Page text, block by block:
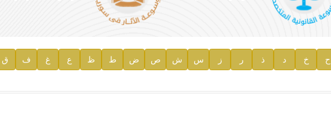
سورية
في عام 2026
ح خ د ذ ر ز س ش ص ض ط ظ ع غ ف ق